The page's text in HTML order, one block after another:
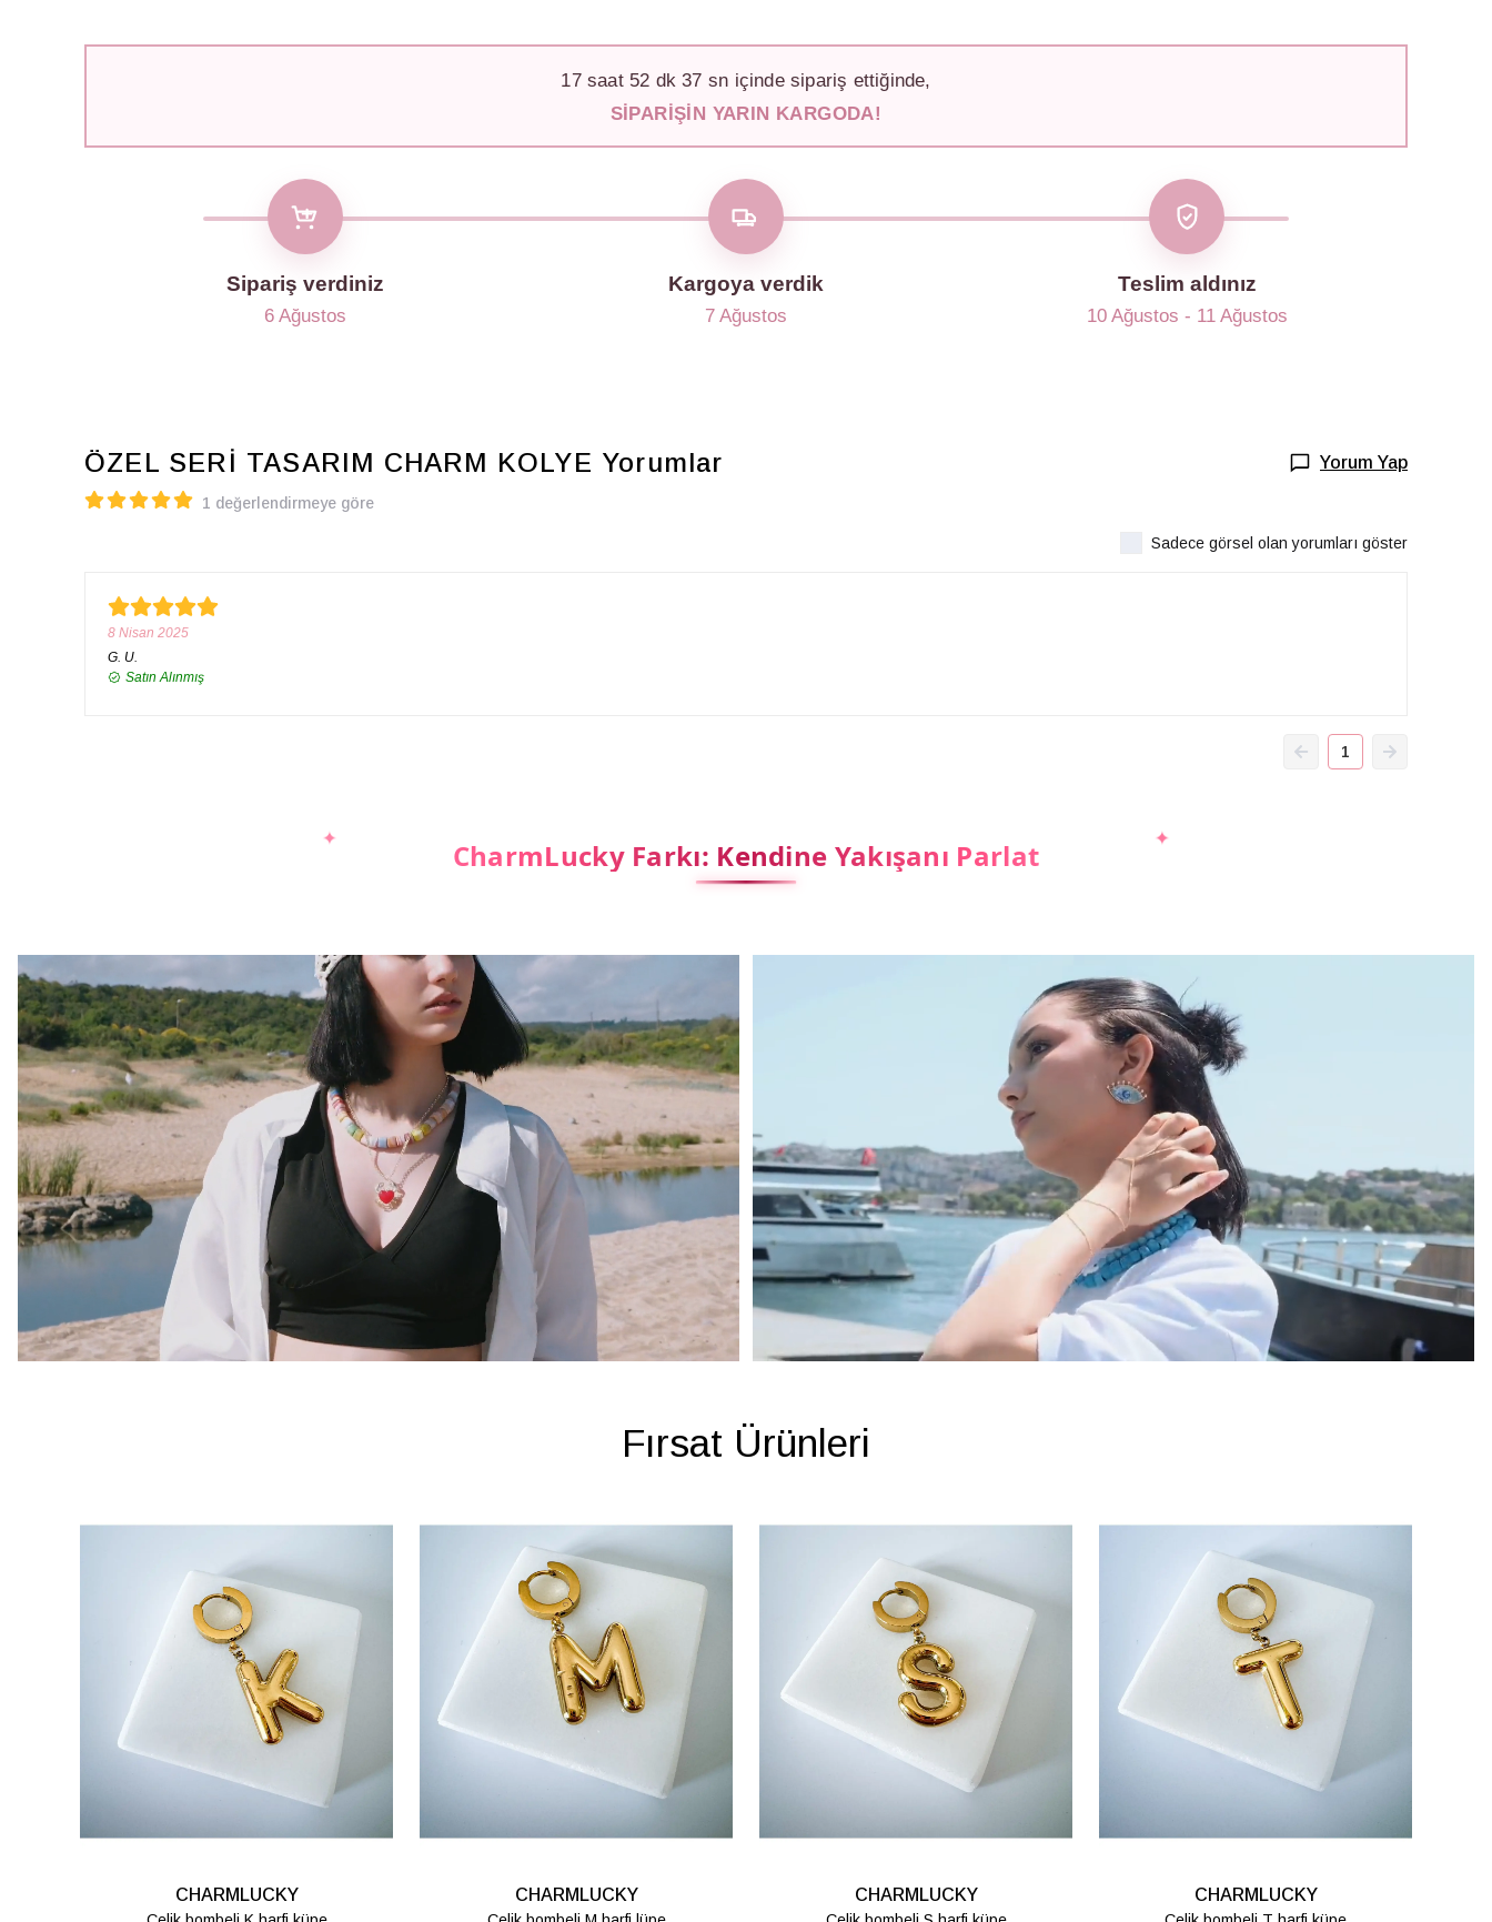
17saat 52 dk33 sn içinde sipariş ettiğinde,
SIPARIŞIN YARIN KARGODA!
Sipariş verdiniz
6 Ağustos
Kargoya verdik
7 Ağustos
Teslim aldınız
10 Ağustos - 11 Ağustos
ÖZEL SERİ TASARIM CHARM KOLYE Yorumlar Yorum Yap
1 değerlendirmeye göre
Sadece görsel olan yorumları göster
8 Nisan 2025
G. U.
Satın Alınmış
1
CharmLucky Farkı: Kendine Yakışanı Parlat
Fırsat Ürünleri
CHARMLUCKY CHARMLUCKY CHARMLUCKY CHARMLUCKY